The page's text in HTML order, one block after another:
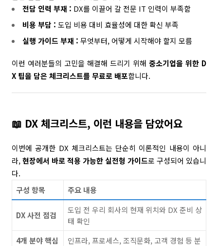
전담 인력 부재 : DX를 이끌어 갈 전문 IT 인력이 부족함
비용 부담 : 도입 비용 대비 효율성에 대한 확신 부족
실행 가이드 부재 : 무엇부터, 어떻게 시작해야 할지 모름
이런 여러분들의 고민을 해결해 드리기 위해 중소기업을 위한 D
X 팁을 담은 체크리스트를 무료로 배포합니다.
📖 DX 체크리스트, 이런 내용을 담았어요
이번에 공개한 DX 체크리스트는 단순히 이론적인 내용이 아니
라,현장에서 바로 적용 가능한 실전형 가이드로 구성되어 있습니
다.
구성 항목
주요 내용
DX 사전 점검
도입 전 우리 회사의 현재 위치와 DX 준비 상
태 확인
4개 분야 핵심
인프라, 프로세스, 조직문화, 고객 경험 등 분